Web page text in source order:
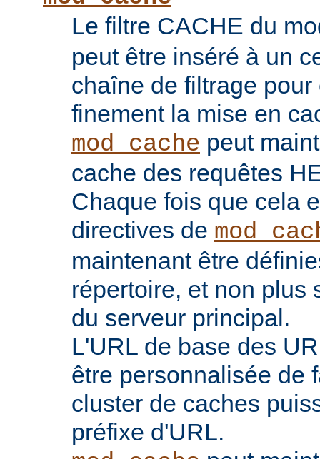
Le filtre CACHE du
peut être inséré à un
chaîne de filtrage
finement la mise en
mod_cache peut
cache des requêtes
Chaque fois que cela
directives de
maintenant être
répertoire, et non plus
du serveur principal.
L'URL de base des
être personnalisée de
cluster de caches
préfixe d'URL.